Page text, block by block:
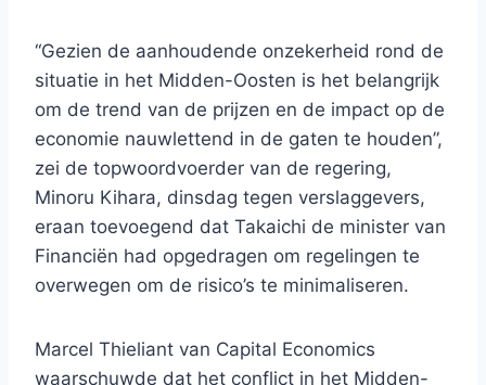
“Gezien de aanhoudende onzekerheid rond de
situatie in het Midden-Oosten is het belangrijk
om de trend van de prijzen en de impact op de
economie nauwlettend in de gaten te houden”,
zei de topwoordvoerder van de regering,
Minoru Kihara, dinsdag tegen verslaggevers,
eraan toevoegend dat Takaichi de minister van
Financiën had opgedragen om regelingen te
overwegen om de risico’s te minimaliseren.
Marcel Thieliant van Capital Economics
waarschuwde dat het conflict in het Midden-